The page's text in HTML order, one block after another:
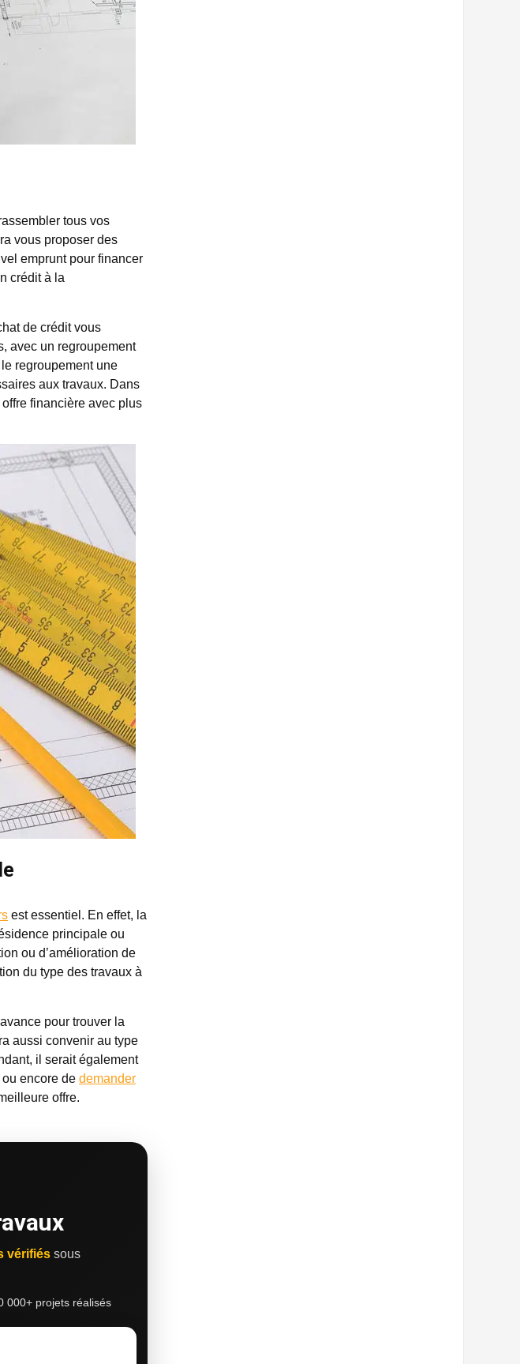
tous vos
vous proposer des
emprunt pour financer
crédit à la
de crédit vous
avec un regroupement
regroupement une
aux travaux. Dans
financière avec plus
est essentiel. En effet, la
principale ou
ou d’amélioration de
du type des travaux à
pour trouver la
aussi convenir au type
il serait également
encore de demander
offre.
vérifiéssous
000+ projets réalisés